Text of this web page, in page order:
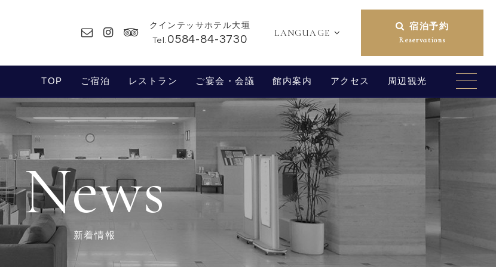
クインテッサホテル大垣
Tel. 0584-84-3730
LANGUAGE
宿泊予約
Reservations
TOP ご宿泊 レストラン ご宴会・会議 館内案内 アクセス 周辺観光
News
新着情報